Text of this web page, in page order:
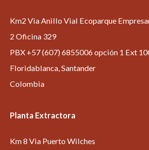
Km2 Via Anillo Vial Ecoparque
2 Oficina 329
PBX +57 (607) 6855006 opción 1 Ext
Floridablanca, Santander
Colombia
Planta Extractora
Km 8 Via Puerto Wilches